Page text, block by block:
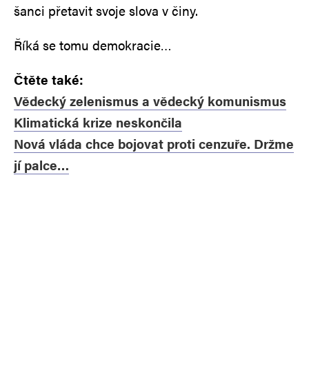
šanci přetavit svoje slova v činy.
Říká se tomu demokracie…
Čtěte také:
Vědecký zelenismus a vědecký komunismus
Klimatická krize neskončila
Nová vláda chce bojovat proti cenzuře. Držme
jí palce…